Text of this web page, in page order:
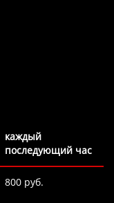
каждый
последующий час
800 руб.